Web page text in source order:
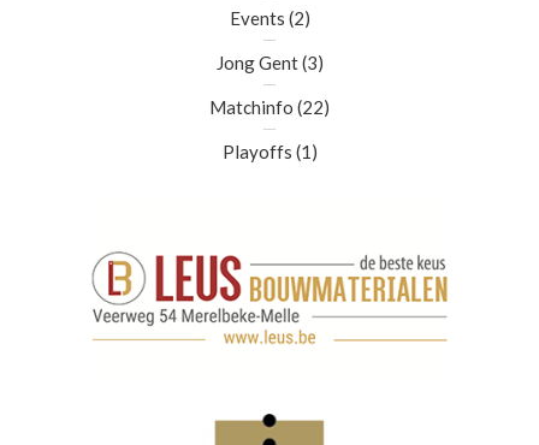
Events (2)
Jong Gent(3)
Matchinfo (22)
Playoffs (1)